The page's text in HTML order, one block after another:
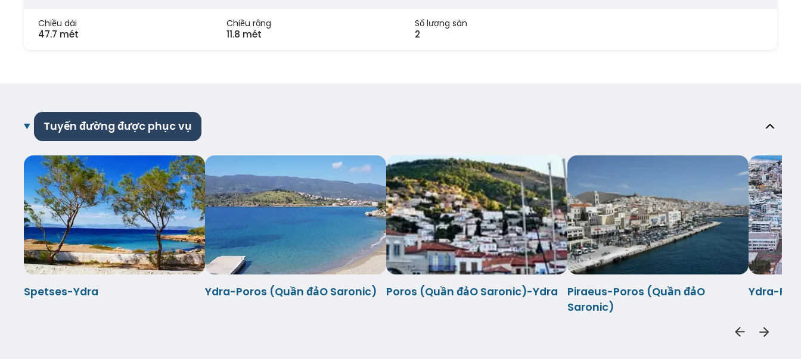
Chiều dài
47.7 mét
Chiều rộng
11.8 mét
Số lượng sàn
2
Tuyến đường được phục vụ
Spetses-Ydra Ydra-Poros (Quần đảO Saronic) Poros (Quần đảO Saronic)-Ydra
Piraeus-Poros (Quần đảO
Saronic)
Ydra-